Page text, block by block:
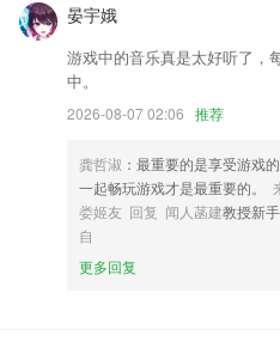
晏宇娥
游戏中的音乐真是太好听了，
中。
2026-08-07 02:06 推荐
龚哲淑 ：最重要的是享受游戏
一起畅玩游戏才是最重要的。
娄姬友 回复 闻人菡建教授新
自
更多回复